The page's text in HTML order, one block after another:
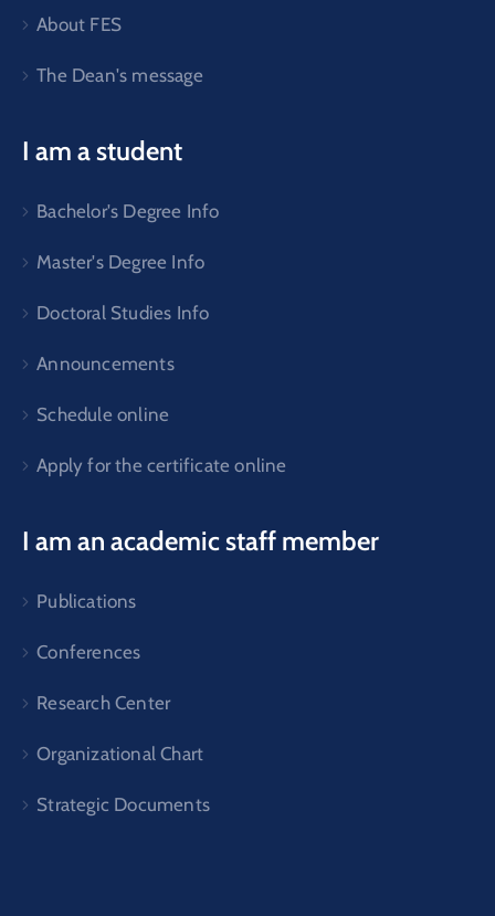
About FES
The Dean's message
I am a student
Bachelor's Degree Info
Master's Degree Info
Doctoral Studies Info
Announcements
Schedule online
Apply for the certificate online
I am an academic staff member
Publications
Conferences
Research Center
Organizational Chart
Strategic Documents